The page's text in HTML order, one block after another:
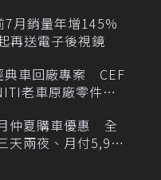
7月銷量年增145%
再送電子後視鏡
典車回廠專案 CEF
老車原廠零件最
仲夏購車優惠 全
天兩夜、月付5,900